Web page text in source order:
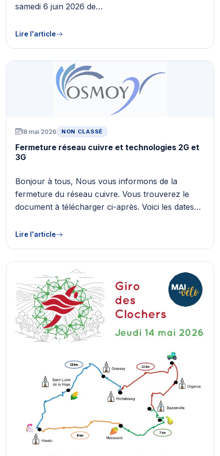
samedi 6 juin 2026 de…
Lire l'article
18 mai 2026 NON CLASSÉ
Fermeture réseau cuivre et technologies 2G et
3G
Bonjour à tous, Nous vous informons de la
fermeture du réseau cuivre. Vous trouverez le
document à télécharger ci-après. Voici les dates…
Lire l'article